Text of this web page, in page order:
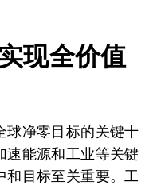
现全价值
球净零目标的关键十
速能源和工业等关键
和目标至关重要。工